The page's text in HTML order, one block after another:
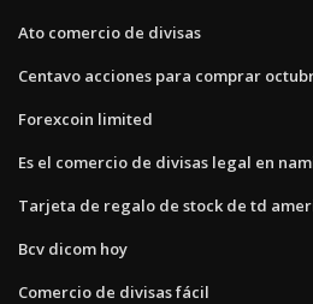
Ato comercio de divisas
Centavo acciones para comprar
Forexcoin limited
Es el comercio de divisas legal en
Tarjeta de regalo de stock de td
Bcv dicom hoy
Comercio de divisas fácil